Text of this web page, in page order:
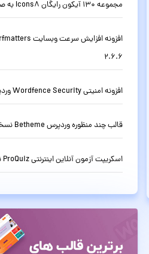
مجموعه 130 آیکون رایگان Icons8 به صورت SVG
2.6.6
افزونه امنیتی Wordfence Security وردپرس نسخه 8.1.4
قالب چند منظوره وردپرس Betheme نسخه 28.5.6
اسکریپت آزمون آنلاین اینترنتی ProQuiz نسخه 2.0.2